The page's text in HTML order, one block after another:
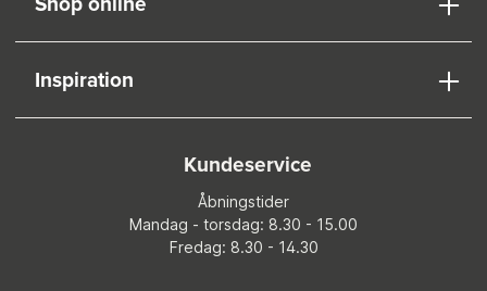
Shop online
Inspiration
Kundeservice
Åbningstider
Mandag - torsdag: 8.30 - 15.00
Fredag: 8.30 - 14.30